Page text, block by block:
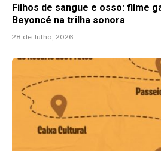
Filhos de sangue e osso: filme
Beyoncé na trilha sonora
28 de Julho, 2026